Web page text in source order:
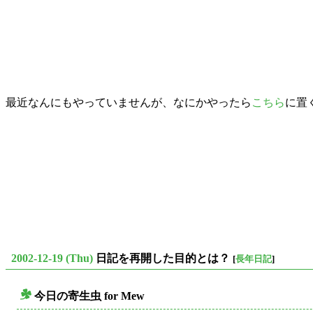
最近なんにもやっていませんが、なにかやったら こちらに置
2002-12-19 (Thu) 日記を再開した目的とは？ [長年日記]
今日の寄生虫 for Mew